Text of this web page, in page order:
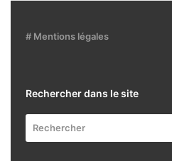
# Mentions légales
Rechercher dans le site